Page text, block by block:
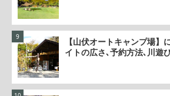
【山伏オートキャンプ場】
イトの広さ､予約方法､川遊